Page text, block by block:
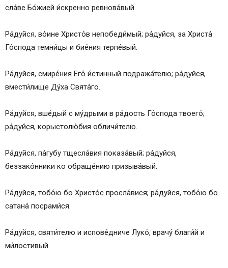
сла́ве Бо́жией и́скренно ревнова́вый.
Ра́дуйся, во́ине Христо́в непобеди́мый; ра́дуйся, за Христа́
Го́спода темни́цы и бие́ния терпе́вый.
Ра́дуйся, смире́ния Его́ и́стинный подража́телю; ра́дуйся,
вмести́лище Ду́ха Свята́го.
Ра́дуйся, вше́дый с му́дрыми в ра́дость Го́спода твоего́;
ра́дуйся, корыстолю́бия обличи́телю.
Ра́дуйся, па́губу тщесла́вия показа́вый; ра́дуйся,
беззако́нники ко обраще́нию призыва́вый.
Ра́дуйся, тобо́ю бо Христо́с просла́вися; ра́дуйся, тобо́ю бо
сатана́ посрами́ся.
Ра́дуйся, святи́телю и испове́дниче Луко́, врачу́ благи́й и
ми́лостивый.